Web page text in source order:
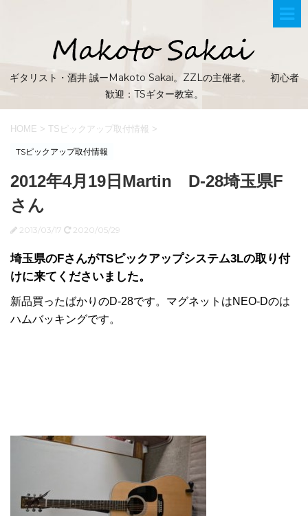
ギタリスト・酒井 誠ーMakoto Sakai。ZZLの主催者。 初心者
歓迎：TSギター教室。
HOME > TSピックアップ取付情報 >
TSピックアップ取付情報
2012年4月19日Martin D-28埼玉県F
さん
2013/03/17 2020/05/29
埼玉県のFさんがTSピックアップシステム3Lの取り付
けに来てくださいました。
新品買ったばかりのD-28です。マグネットはNEO-Dのは
ハムバッキングです。